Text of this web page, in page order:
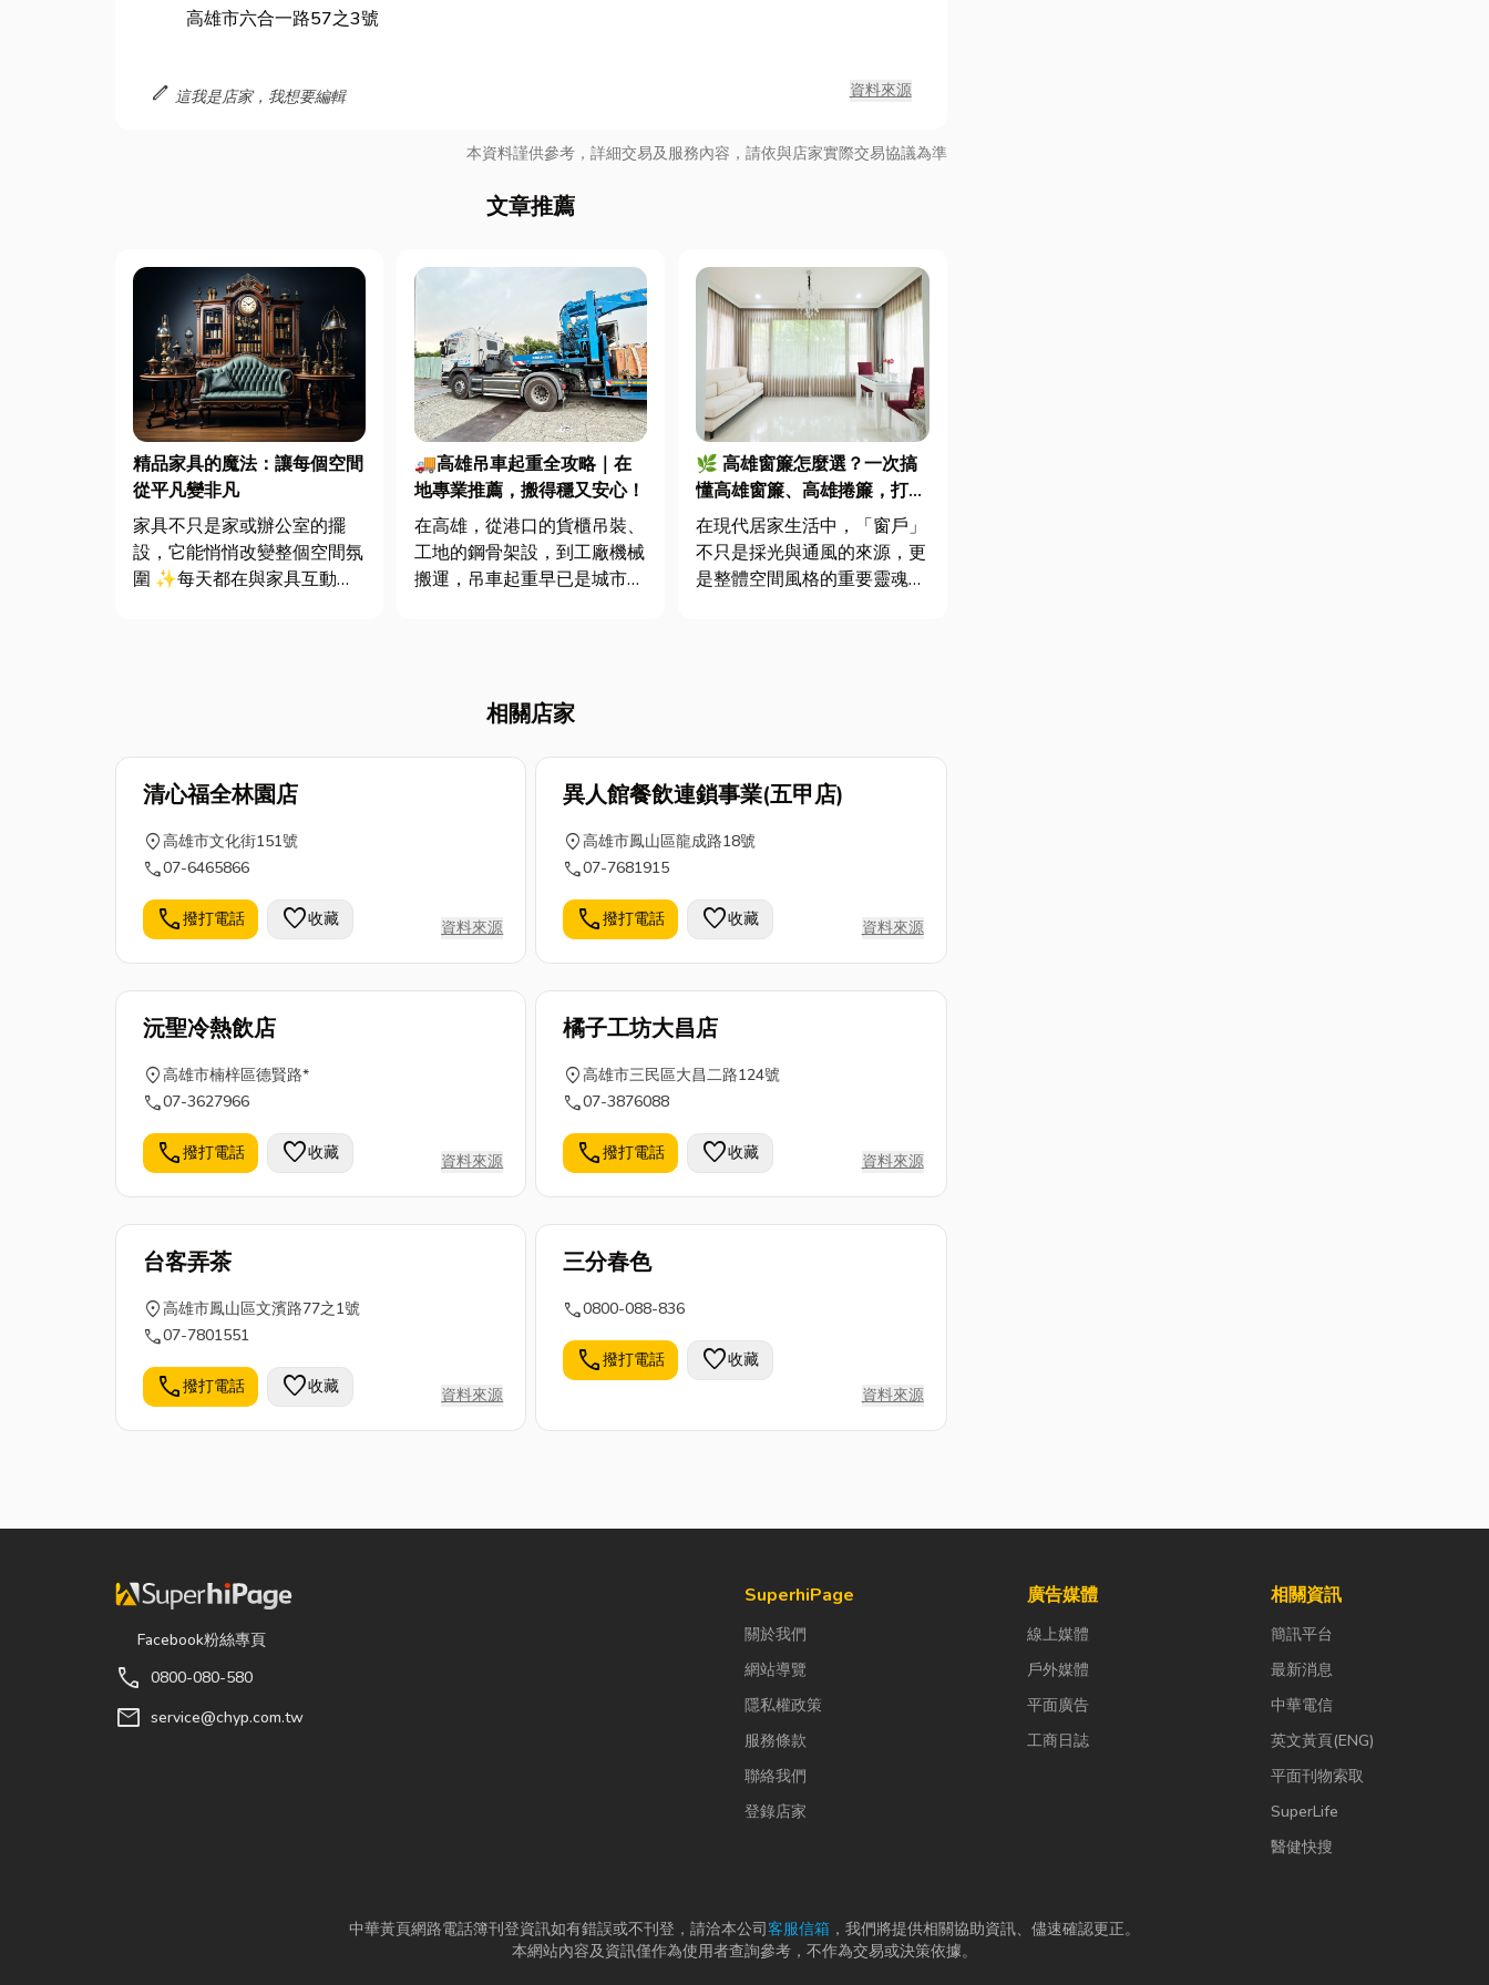
高雄市六合一路57之3號
edit 這我是店家，我想要編輯 資料來源
本資料謹供參考，詳細交易及服務內容，請依與店家實際交易協議為準
文章推薦
精品家具的魔法：讓每個空間
從平凡變非凡
家具不只是家或辦公室的擺
設，它能悄悄改變整個空間氛
圍 ✨每天都在與家具互動
商業空間，選對...
🚚高雄吊車起重全攻略｜在
地專業推薦，搬得穩又安心！
在高雄，從港口的貨櫃吊裝、
工地的鋼骨架設，到工廠機械
搬運，吊車起重早已是城市發
只是路上偶爾看到的龐然大
說，是能...
🌿 高雄窗簾怎麼選？一次搞
懂高雄窗簾、高雄捲簾，打造
理想居家空間其實很簡單！
在現代居家生活中，「窗戶」
不只是採光與通風的來源，更
是整體空間風格的重要靈魂。
真...
相關店家
清心福全林園店
location_on高雄市文化街151號
call07-6465866
call撥打電話 favorite收藏 資料來源
異人館餐飲連鎖事業(五甲店)
location_on高雄市鳳山區龍成路18號
call07-7681915
call撥打電話 favorite收藏 資料來源
沅聖冷熱飲店
location_on高雄市楠梓區德賢路*
call07-3627966
call撥打電話 favorite收藏 資料來源
橘子工坊大昌店
location_on高雄市三民區大昌二路124號
call07-3876088
call撥打電話 favorite收藏 資料來源
台客弄茶
location_on高雄市鳳山區文濱路77之1號
call07-7801551
call撥打電話 favorite收藏 資料來源
三分春色
call0800-088-836
call撥打電話 favorite收藏
資料來源
Facebook粉絲專頁
call 0800-080-580
mail service@chyp.com.tw
SuperhiPage
關於我們
網站導覽
隱私權政策
服務條款
聯絡我們
登錄店家
廣告媒體
線上媒體
戶外媒體
平面廣告
工商日誌
相關資訊
簡訊平台
最新消息
中華電信
英文黃頁(ENG)
平面刊物索取
SuperLife
醫健快搜
中華黃頁網路電話簿刊登資訊如有錯誤或不刊登，請洽本公司客服信箱 ，我們將提供相關協助資訊、儘速確認更正。
本網站內容及資訊僅作為使用者查詢參考，不作為交易或決策依據。